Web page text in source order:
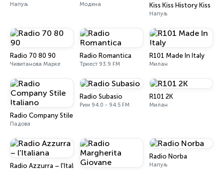
Напуљ Модена Kiss Kiss History Kiss
Напуљ
Radio 70 80 90
Чивитанова Марке
Radio Romantica
Триест 93.9 FM
R101 Made In Italy
Милан
Radio Company Stile Italiano
Падова
Radio Subasio
Рим 94.0 - 94.5 FM
R101 2K
Милан
Radio Azzurra – l'Italiana
Radio Norba
Напуљ